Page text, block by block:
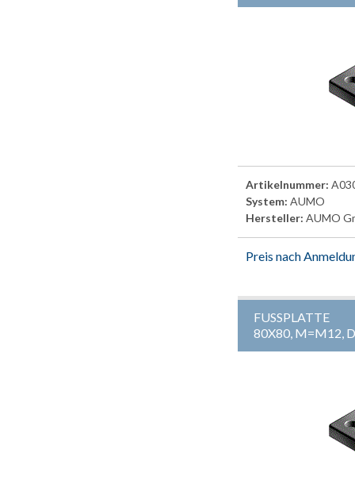
Artikelnummer:
System: AUMO
Hersteller: AUMO
Preis nach
FUSSPLATTE
80X80, M=M12,